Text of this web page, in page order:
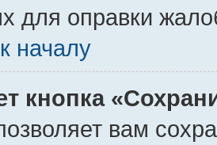
для оправки
началу
кнопка
вам